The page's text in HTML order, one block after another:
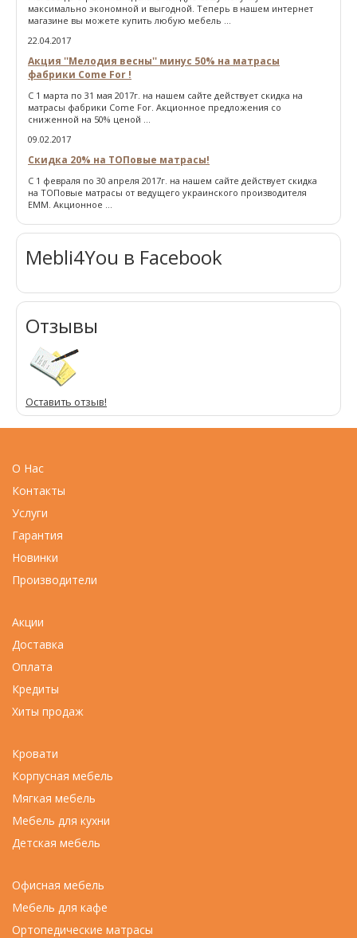
максимально экономной и выгодной. Теперь в нашем интернет
магазине вы можете купить любую мебель ...
22.04.2017
Акция ''Мелодия весны'' минус 50% на матрасы
фабрики Come For !
С 1 марта по 31 мая 2017г. на нашем сайте действует скидка на
матрасы фабрики Come For. Акционное предложения со
сниженной на 50% ценой ...
09.02.2017
Скидка 20% на ТОПовые матрасы!
С 1 февраля по 30 апреля 2017г. на нашем сайте действует скидка
на ТОПовые матрасы от ведущего украинского производителя
ЕММ. Акционное ...
Mebli4You в Facebook
Отзывы
Оставить отзыв!
О Нас
Контакты
Услуги
Гарантия
Новинки
Производители
Акции
Доставка
Оплата
Кредиты
Хиты продаж
Кровати
Корпусная мебель
Мягкая мебель
Мебель для кухни
Детская мебель
Офисная мебель
Мебель для кафе
Ортопедические матрасы